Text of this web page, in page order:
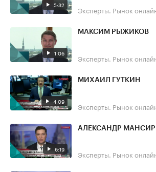
5:32 Эксперты. Рынок
1:06
МАКСИМ РЫЖИКОВ
Эксперты. Рынок
4:09
МИХАИЛ ГУТКИН
Эксперты. Рынок
6:19
АЛЕКСАНДР МАНСИР
Эксперты. Рынок